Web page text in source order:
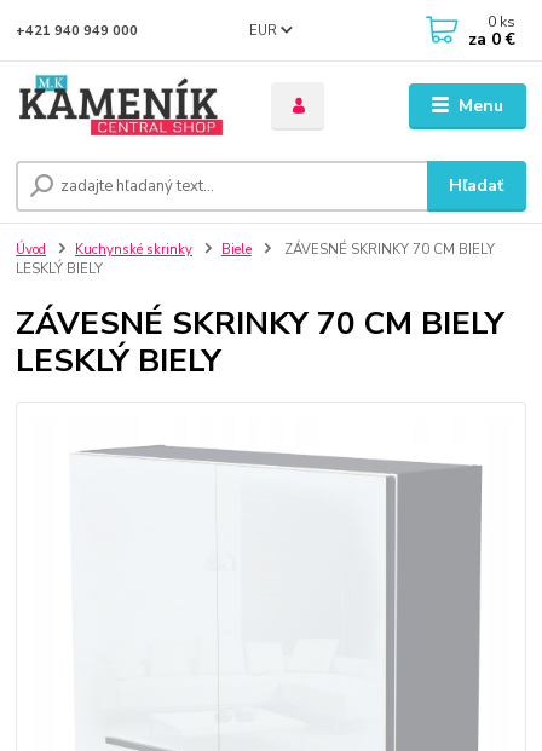
Menu
EUR
Hľadať
+421 940 949 000 0 ks
za 0 €
Úvod Kuchynské skrinky Biele
ZÁVESNÉ SKRINKY 70 CM BIELY
LESKLÝ BIELY
ZÁVESNÉ SKRINKY 70 CM BIELY
LESKLÝ BIELY